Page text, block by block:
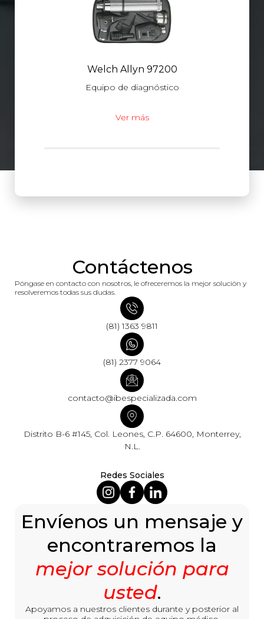
Welch Allyn 97200
Equipo de diagnóstico
Ver más
Contáctenos
Póngase en contacto con nosotros, le ofreceremos la mejor solución y
resolveremos todas sus dudas.
(81) 1363 9811
(81) 2377 9064
contacto@ibespecializada.com
Distrito B-6 #145, Col. Leones, C.P. 64600, Monterrey,
N.L.
Redes Sociales
Envíenos un mensaje y
encontraremos la
mejor solución para
usted.
Apoyamos a nuestros clientes durante y posterior al